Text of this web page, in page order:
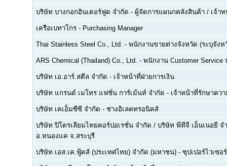
บริษัท บางกอกอินเตอร์ฟูด จำกัด - ผู้จัดการแผนกคลังสินค้า / เจ้า
เครือเบทาโกร - Purchasing Manager
Thai Stainless Steel Co., Ltd. - พนักงานขายต่างจังหวัด (ระบุจังห
ARS Chemical (Thailand) Co., Ltd. - พนักงาน Customer Service
บริษัท เอ.อาร์.สตีล จำกัด - เจ้าหน้าที่ฝ่ายการเงิน
บริษัท แกรนด์ เมโทร แฟชั่น การ์เม้นท์ จำกัด - เจ้าหน้าที่รักษาคว
บริษัท เคเอ็มซีซี จำกัด - ช่างอิเลคทรอนิคส์
บริษัท ปิโตรเลียมไทยคอร์ปอเรชั่น จำกัด / บริษัท พีทีจี เอ็นเนอยี จ
อ.หนองแค จ.สระบุรี
บริษัท เอส.เค.ฟู้ดส์ (ประเทศไทย) จำกัด (มหาชน) - ซุปเปอร์ไวเซ